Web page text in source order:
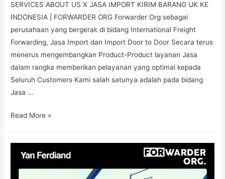
SERVICES ABOUT US X JASA IMPORT KIRIM BARANG UK KE
INDONESIA | FORWARDER ORG Forwarder Org sebagai
perusahaan yang bergerak di bidang International Freight
Forwarding, Jasa Import dan Import Door to Door Secara terus
menerus mengembangkan Product-Product layanan Jasa
dalam rangka memberikan pelayanan yang optimal kepada
Seluruh Customers Kami salah satunya adalah pada bidang
Jasa …
Read More »